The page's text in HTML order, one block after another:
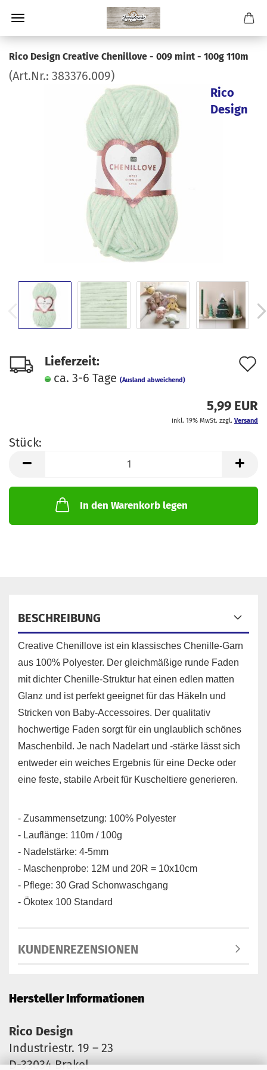
Rico Design Creative Chenillove - 009 mint - 100g 110m
(Art.Nr.: 383376.009)
Rico
Design
Lieferzeit:
ca. 3-6 Tage (Ausland abweichend)
5,99 EUR
inkl. 19% MwSt. zzgl. Versand
Stück:
Stück
In den Warenkorb legen
BESCHREIBUNG
Creative Chenillove ist ein klassisches Chenille-Garn
aus 100% Polyester. Der gleichmäßige runde Faden
mit dichter Chenille-Struktur hat einen edlen matten
Glanz und ist perfekt geeignet für das Häkeln und
Stricken von Baby-Accessoires. Der qualitativ
hochwertige Faden sorgt für ein unglaublich schönes
Maschenbild. Je nach Nadelart und -stärke lässt sich
entweder ein weiches Ergebnis für eine Decke oder
eine feste, stabile Arbeit für Kuscheltiere generieren.
- Zusammensetzung: 100% Polyester
- Lauflänge: 110m / 100g
- Nadelstärke: 4-5mm
- Maschenprobe: 12M und 20R = 10x10cm
- Pflege: 30 Grad Schonwaschgang
- Ökotex 100 Standard
KUNDENREZENSIONEN
Hersteller Informationen
Rico Design
Industriestr. 19 – 23
D-33034 Brakel